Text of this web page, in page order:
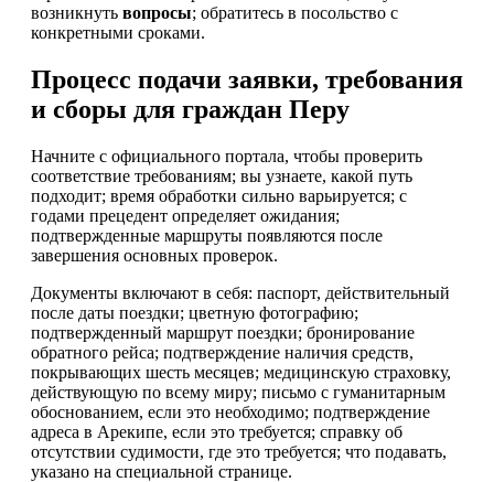
возникнуть вопросы; обратитесь в посольство с
конкретными сроками.
Процесс подачи заявки, требования
и сборы для граждан Перу
Начните с официального портала, чтобы проверить
соответствие требованиям; вы узнаете, какой путь
подходит; время обработки сильно варьируется; с
годами прецедент определяет ожидания;
подтвержденные маршруты появляются после
завершения основных проверок.
Документы включают в себя: паспорт, действительный
после даты поездки; цветную фотографию;
подтвержденный маршрут поездки; бронирование
обратного рейса; подтверждение наличия средств,
покрывающих шесть месяцев; медицинскую страховку,
действующую по всему миру; письмо с гуманитарным
обоснованием, если это необходимо; подтверждение
адреса в Арекипе, если это требуется; справку об
отсутствии судимости, где это требуется; что подавать,
указано на специальной странице.